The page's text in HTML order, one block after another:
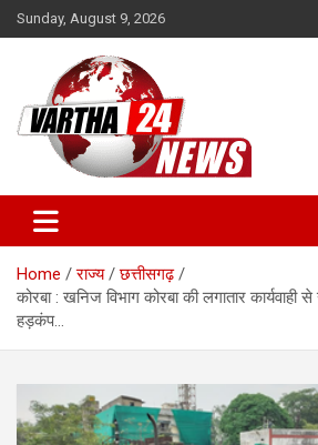
Skip
to
Sunday, August 9, 2026
Vartha 24
Home राज्य
छत्तीसगढ़
कोरबा : खनिज विभाग कोरबा की लगातार
हड़कंप…